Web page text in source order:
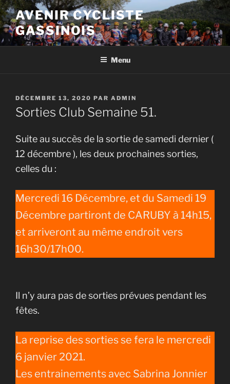
Aller
au
contenu
principal
AVENIR CYCLISTE
GASSINOIS
Menu
PUBLIÉ
LE
DÉCEMBRE 13, 2020 PAR ADMIN
Sorties Club Semaine 51.
Suite au succès de la sortie de samedi dernier (
12 décembre ), les deux prochaines sorties,
celles du :
Mercredi 16 Décembre, et du Samedi 19
Décembre partiront de CARUBY à 14h15,
et arriveront au même endroit vers
16h30/17h00.
Il n’y aura pas de sorties prévues pendant les
fêtes.
La reprise des sorties se fera le mercredi
6 janvier 2021.
Les entrainements avec Sabrina Jonnier